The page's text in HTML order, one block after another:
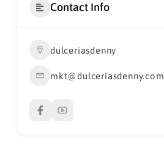
Contact Info
dulceriasdenny
mkt@dulceriasdenny.com